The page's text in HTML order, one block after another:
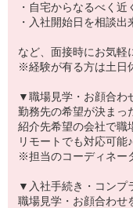
・自宅からなるべく近
・入社開始日を相談出
など、面接時にお気軽
※経験が有る方は土日
▼職場見学・お顔合わ
勤務先の希望が決まっ
紹介先希望の会社で職
リモートでも対応可能♪
※担当のコーディネー
▼入社手続き・コンプ
職場見学・お顔合わせ